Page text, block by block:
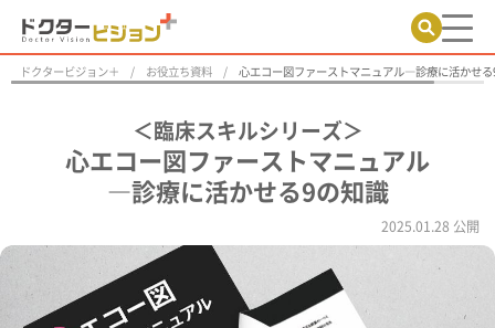
ドクタービジョン＋ お役立ち資料 心エコー図ファーストマニュアル―診療に活かせる
＜臨床スキルシリーズ＞
心エコー図ファーストマニュアル
―診療に活かせる9の知識
2025.01.28 公開